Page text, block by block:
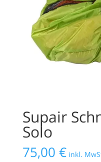
Supair
Solo
75,00 € inkl.